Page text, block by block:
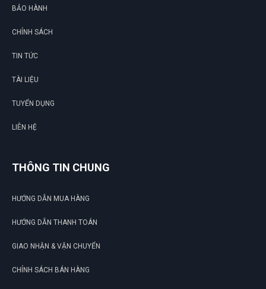
BẢO HÀNH
CHÍNH SÁCH
TIN TỨC
TÀI LIỆU
TUYỂN DỤNG
LIÊN HỆ
THÔNG TIN CHUNG
HƯỚNG DẪN MUA HÀNG
HƯỚNG DẪN THANH TOÁN
GIAO NHẬN & VẬN CHUYỂN
CHÍNH SÁCH BÁN HÀNG